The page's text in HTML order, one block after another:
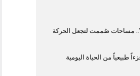
مساحات صُممت لتجعل الحركة
طبيعياً من الحياة اليومية